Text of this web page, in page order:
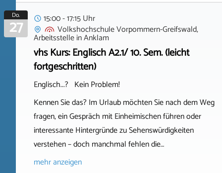
Do.
27
15:00 - 17:15 Uhr
Volkshochschule Vorpommern-Greifswald,
ArbeitsstelleinAnklam
vhs Kurs: Englisch A2.1/ 10. Sem. (leicht
fortgeschritten)
Englisch...? Kein Problem!
Kennen Sie das? Im Urlaub möchten Sie nach dem Weg
fragen, ein Gespräch mit Einheimischen führen oder
interessante Hintergründe zu Sehenswürdigkeiten
verstehen – doch manchmal fehlen die…
mehr anzeigen